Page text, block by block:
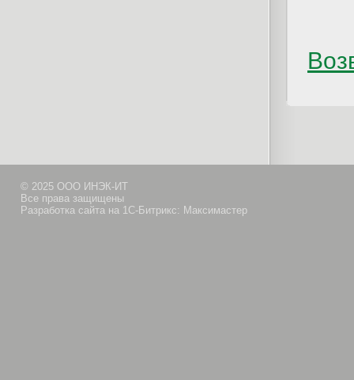
© 2025 ООО ИНЭК-ИТ
Все права защищены
Разработка сайта на 1С-Битрикс: Максимастер